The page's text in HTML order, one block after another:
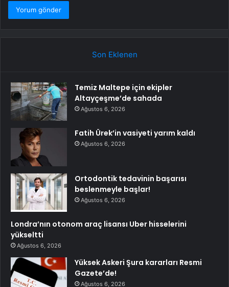
Son Eklenen
Temiz Maltepe için ekipler
Altayçeşme’de sahada
Ağustos 6, 2026
Fatih Ürek’in vasiyeti yarım kaldı
Ağustos 6, 2026
Ortodontik tedavinin başarısı
beslenmeyle başlar!
Ağustos 6, 2026
Londra’nın otonom araç lisansı Uber hisselerini
yükseltti
Ağustos 6, 2026
Yüksek Askeri Şura kararları Resmi
Gazete’de!
Ağustos 6, 2026